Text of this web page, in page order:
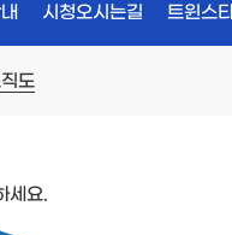
시청오시는길 트윈스
도
세요.